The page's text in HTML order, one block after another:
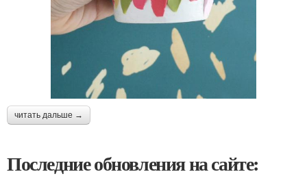
читать дальше →
Последние обновления на сайте: